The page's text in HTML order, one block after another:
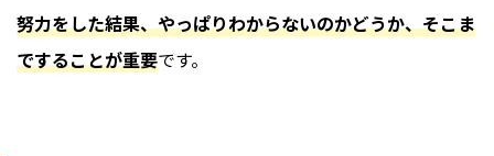
努力をした結果、やっぱりわからないのかどうか、そこま
ですることが重要です。